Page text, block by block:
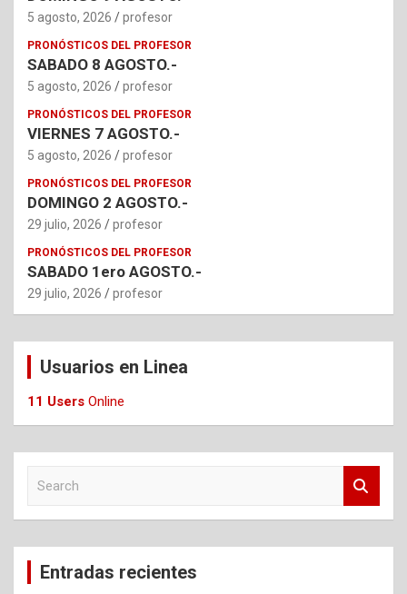
5 agosto, 2026 profesor
PRONÓSTICOS DEL PROFESOR
SABADO 8 AGOSTO.-
5 agosto, 2026 profesor
PRONÓSTICOS DEL PROFESOR
VIERNES 7 AGOSTO.-
5 agosto, 2026 profesor
PRONÓSTICOS DEL PROFESOR
DOMINGO 2 AGOSTO.-
29 julio, 2026 profesor
PRONÓSTICOS DEL PROFESOR
SABADO 1ero AGOSTO.-
29 julio, 2026 profesor
Usuarios en Linea
11 Users Online
c
Entradas recientes